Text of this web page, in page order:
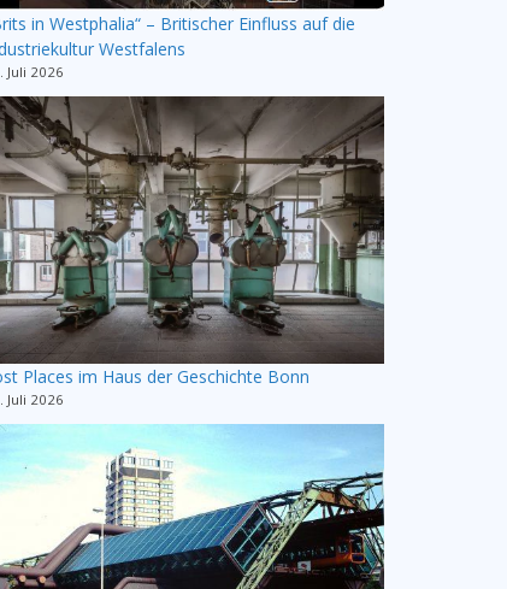
in Westphalia“ – Britischer Einfluss auf die
Westfalens
Juli 2026
Places im Haus der Geschichte Bonn
Juli 2026